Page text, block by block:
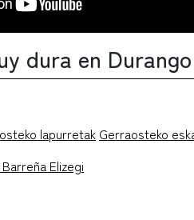
dura en Durango
lapurretak Gerraosteko
Elizegi